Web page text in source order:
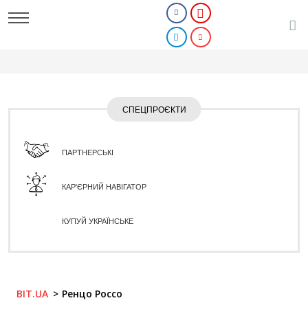
СПЕЦПРОЄКТИ
ПАРТНЕРСЬКІ
КАР'ЄРНИЙ НАВІГАТОР
КУПУЙ УКРАЇНСЬКЕ
BIT.UA Ренцо Россо